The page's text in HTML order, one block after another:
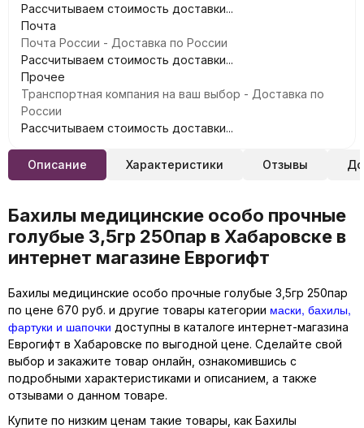
Рассчитываем стоимость доставки...
Почта
Почта России - Доставка по России
Рассчитываем стоимость доставки...
Прочее
Транспортная компания на ваш выбор - Доставка по
России
Рассчитываем стоимость доставки...
Описание Характеристики Отзывы
Бахилы медицинские особо прочные
голубые 3,5гр 250пар в Хабаровске в
интернет магазине Еврогифт
Бахилы медицинские особо прочные голубые 3,5гр 250пар
по цене 670 руб. и другие товары категории маски, бахилы,
фартуки и шапочки доступны в каталоге интернет-магазина
Еврогифт в Хабаровске по выгодной цене. Сделайте свой
выбор и закажите товар онлайн, ознакомившись с
подробными характеристиками и описанием, а также
отзывами о данном товаре.
Купите по низким ценам такие товары, как Бахилы